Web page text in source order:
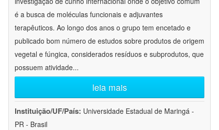
é a busca de moléculas funcionais e adjuvantes
terapêuticos. Ao longo dos anos o grupo tem encetado e
publicado bom número de estudos sobre produtos de origem
vegetal e fúngica, considerados resíduos e subprodutos, que
possuem atividade...
leia mais
Instituição/UF/País: Universidade Estadual de Maringá -
PR - Brasil